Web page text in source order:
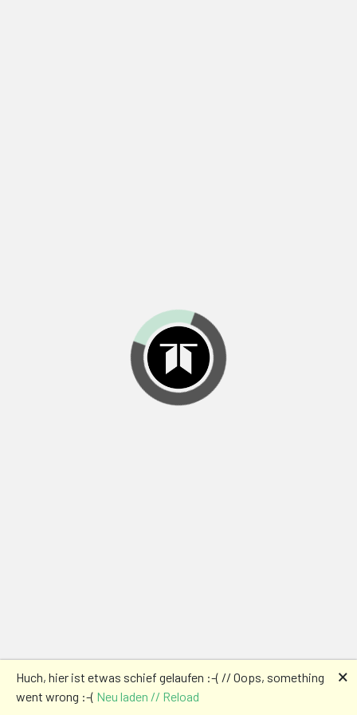
Huch, hier ist etwas schief gelaufen :-( // Oops, something
went wrong :-( Neu laden // Reload
🗙